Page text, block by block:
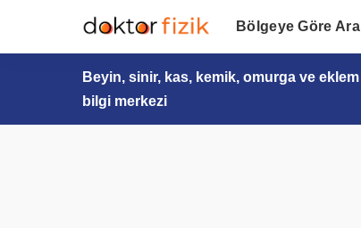
Bölgeye Göre Ara
Beyin, sinir, kas, kemik, omurga ve eklem
bilgi merkezi